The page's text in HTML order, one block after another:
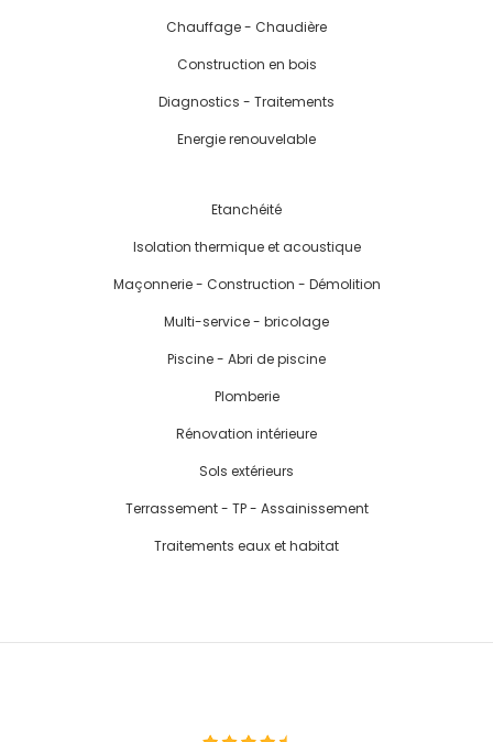
Chauffage - Chaudière
Construction en bois
Diagnostics - Traitements
Energie renouvelable
Etanchéité
Isolation thermique et acoustique
Maçonnerie - Construction - Démolition
Multi-service - bricolage
Piscine - Abri de piscine
Plomberie
Rénovation intérieure
Sols extérieurs
Terrassement - TP - Assainissement
Traitements eaux et habitat